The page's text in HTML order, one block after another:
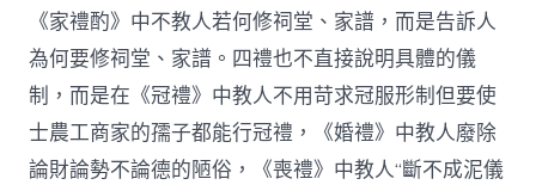
《家禮酌》中不教人若何修祠堂、家譜，而是告訴人
為何要修祠堂、家譜。四禮也不直接說明具體的儀
制，而是在《冠禮》中教人不用苛求冠服形制但要使
士農工商家的孺子都能行冠禮，《婚禮》中教人廢除
論財論勢不論德的陋俗，《喪禮》中教人“斷不成泥儀